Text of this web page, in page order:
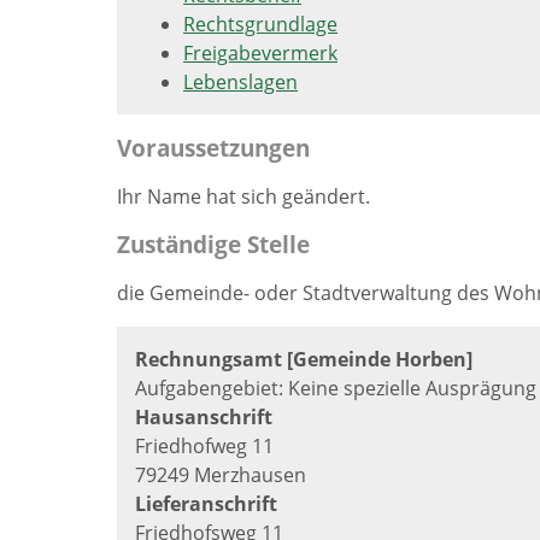
Rechtsgrundlage
Freigabevermerk
Lebenslagen
Voraussetzungen
Ihr Name hat sich geändert.
Zuständige Stelle
die Gemeinde- oder Stadtverwaltung des
Rechnungsamt [Gemeinde Horben]
Aufgabengebiet: Keine spezielle Ausprägung
Hausanschrift
Friedhofweg 11
79249 Merzhausen
Lieferanschrift
Friedhofsweg 11